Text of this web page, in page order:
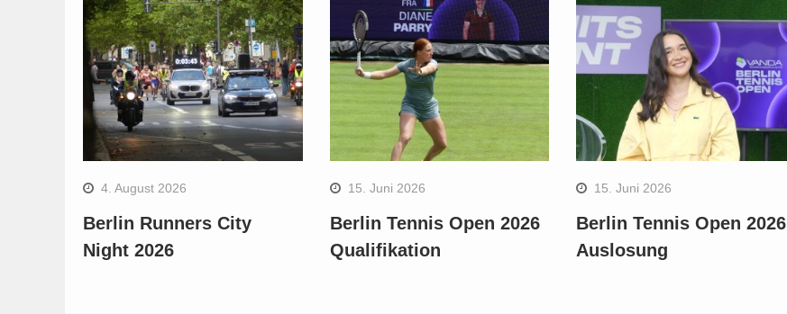
4. August 2026
Berlin Runners City
Night 2026
15. Juni 2026
Berlin Tennis Open 2026
Qualifikation
15. Juni 2026
Berlin Tennis Open 2026
Auslosung